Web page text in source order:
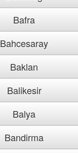
Bafra
Bahcesaray
Baklan
Balikesir
Balya
Bandirma